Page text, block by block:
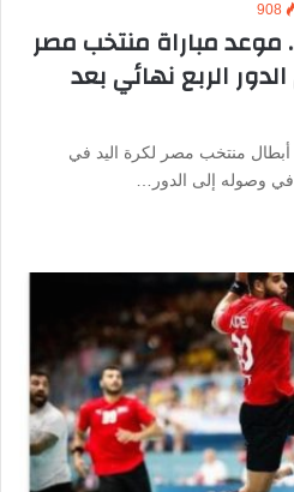
908
باريس 2024 .. موعد مباراة منتخب مصر
الربع نهائي بعد
أبطال منتخب مصر لكرة اليد في